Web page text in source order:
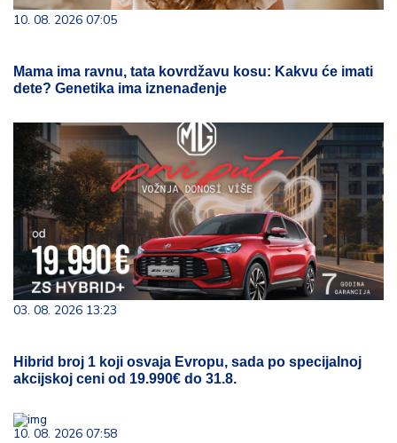
10. 08. 2026 07:05
Mama ima ravnu, tata kovrdžavu kosu: Kakvu će imati
dete? Genetika ima iznenađenje
03. 08. 2026 13:23
Hibrid broj 1 koji osvaja Evropu, sada po specijalnoj
akcijskoj ceni od 19.990€ do 31.8.
10. 08. 2026 07:58